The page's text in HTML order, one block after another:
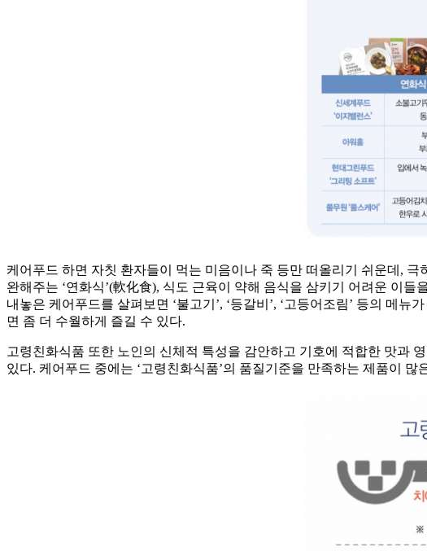
케어푸드 하면 자칫 환자들이 먹는 미음이나 죽 등만 떠올리기 쉬운데,
완해주는 ‘연화식’(軟化食), 식도 근육이 약해 음식을 삼키기 어려운 이
내놓은 케어푸드를 살펴보면 ‘불고기’, ‘등갈비’, ‘고등어조림’ 등의 메
면 좀 더 수월하게 즐길 수 있다.
고령친화식품 또한 노인의 신체적 특성을 감안하고 기호에 적합한 맛과
있다. 케어푸드 중에는 ‘고령친화식품’의 품질기준을 만족하는 제품이